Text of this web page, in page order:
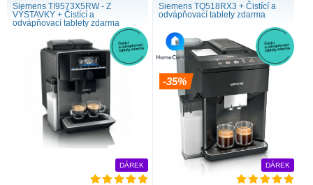
Siemens TI9573X5RW - Z
VÝSTAVKY + Čistící a
odvápňovací tablety zdarma
DÁREK
Siemens TQ518RX3 + Čistící a
odvápňovací tablety zdarma
-35%
DÁREK